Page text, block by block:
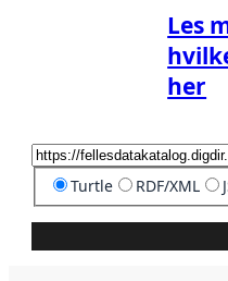
Les
her
Turtle RDF/XML